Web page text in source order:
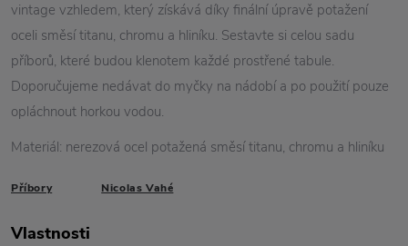
vintage vzhledem, který získává díky finální úpravě potažení
oceli směsí titanu, chromu a hliníku. Sestavte si celou sadu
příborů, které budou klenotem každé prostřené tabule.
Doporučujeme nedávat do myčky na nádobí a po použití pouze
opláchnout horkou vodou.
Materiál: nerezová ocel potažená směsí titanu, chromu a hliníku
Příbory Nicolas Vahé
Vlastnosti